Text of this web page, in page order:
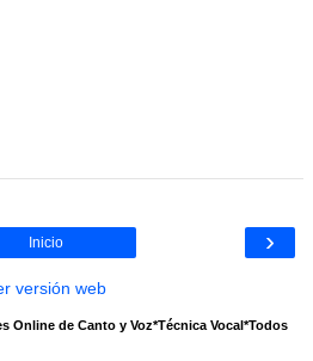
›
Inicio
versión web
Online de Canto y Voz*Técnica Vocal*Todos